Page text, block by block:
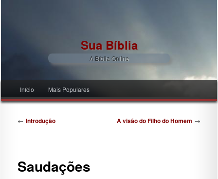
Sua Bíblia
A Bíblia Online
Pular para o conteúdo principal
Pular para o conteúdo secundário
Início Mais Populares
Navegação de posts A visão do Filho do Homem →
← Introdução
Saudações